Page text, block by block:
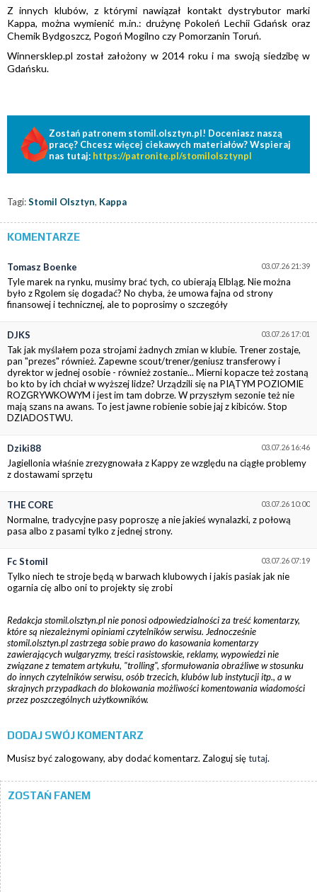
Z innych klubów, z którymi nawiązał kontakt dystrybutor marki
Kappa, można wymienić m.in.: drużynę Pokoleń Lechii Gdańsk oraz
Chemik Bydgoszcz, Pogoń Mogilno czy Pomorzanin Toruń.
Winnersklep.pl został założony w 2014 roku i ma swoją siedzibę w
Gdańsku.
Zostań patronem stomil.olsztyn.pl! Doceniasz naszą
pracę? Chcesz więcej ciekawych materiałów? Wspieraj
nas tutaj: https://patronite.pl/stomilolsztynpl
Tagi:Stomil Olsztyn, Kappa
KOMENTARZE
03.07.26 21:39
Tomasz Boenke
Tyle marek na rynku, musimy brać tych, co ubierają Elbląg. Nie można
było z Rgolem się dogadać? No chyba, że umowa fajna od strony
finansowej i technicznej, ale to poprosimy o szczegóły
03.07.26 17:01
DJKS
Tak jak myślałem poza strojami żadnych zmian w klubie. Trener zostaje,
pan "prezes" również. Zapewne scout/trener/geniusz transferowy i
dyrektor w jednej osobie - również zostanie... Mierni kopacze też zostaną
bo kto by ich chciał w wyższej lidze? Urządzili się na PIĄTYM POZIOMIE
ROZGRYWKOWYM i jest im tam dobrze. W przyszłym sezonie też nie
mają szans na awans. To jest jawne robienie sobie jaj z kibiców. Stop
DZIADOSTWU.
03.07.26 16:46
Dziki88
Jagiellonia właśnie zrezygnowała z Kappy ze względu na ciągłe problemy
z dostawami sprzętu
03.07.26 10:00
THE CORE
Normalne, tradycyjne pasy poproszę a nie jakieś wynalazki, z połową
pasa albo z pasami tylko z jednej strony.
03.07.26 07:19
Fc Stomil
Tylko niech te stroje będą w barwach klubowych i jakis pasiak jak nie
ogarnia cię albo oni to projekty się zrobi
Redakcja stomil.olsztyn.pl nie ponosi odpowiedzialności za treść komentarzy,
które są niezależnymi opiniami czytelników serwisu. Jednocześnie
stomil.olsztyn.pl zastrzega sobie prawo do kasowania komentarzy
zawierających wulgaryzmy, treści rasistowskie, reklamy, wypowiedzi nie
związane z tematem artykułu, "trolling", sformułowania obraźliwe w stosunku
do innych czytelników serwisu, osób trzecich, klubów lub instytucji itp., a w
skrajnych przypadkach do blokowania możliwości komentowania wiadomości
przez poszczególnych użytkowników.
DODAJ SWÓJ KOMENTARZ
Musisz być zalogowany, aby dodać komentarz. Zaloguj siętutaj.
ZOSTAŃ FANEM